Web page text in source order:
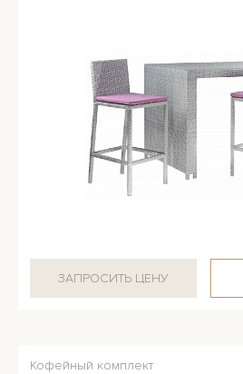
ЗАПРОСИТЬ ЦЕНУ
Кофейный комплект